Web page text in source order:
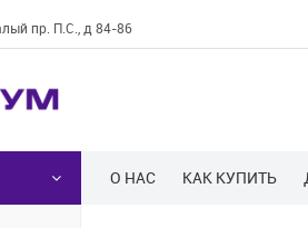
пр. П.С., д 84-86
О НАС КАК КУПИТЬ